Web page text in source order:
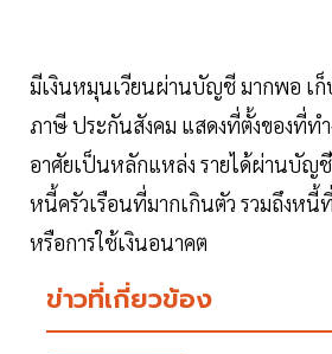
มีเงินหมุนเวียนผ่านบัญชี มากพอ เก็
ภาษี ประกันสังคม แสดงที่ตั้งของที่ท
อาศัยเป็นหลักแหล่ง รายได้ผ่านบัญ
หนี้ครัวเรือนที่มากเกินตัว รวมถึงหนี้
หรือการใช้เงินอนาคต
ข่าวที่เกี่ยวข้อง